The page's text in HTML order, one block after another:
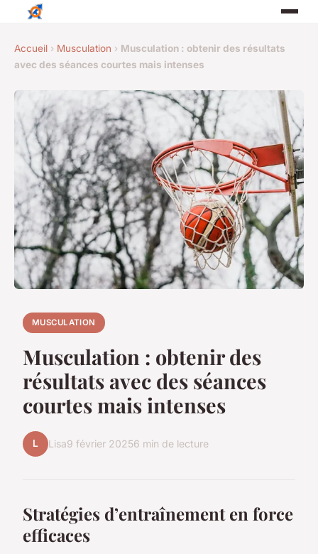
Accueil › Musculation › Musculation : obtenir des résultats
avec des séances courtes mais intenses
MUSCULATION
Musculation : obtenir des
résultats avec des séances
courtes mais intenses
L Lisa9 février 20256 min de lecture
Stratégies d’entraînement en force
efficaces